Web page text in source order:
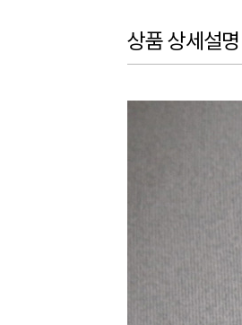
상품 상세설명